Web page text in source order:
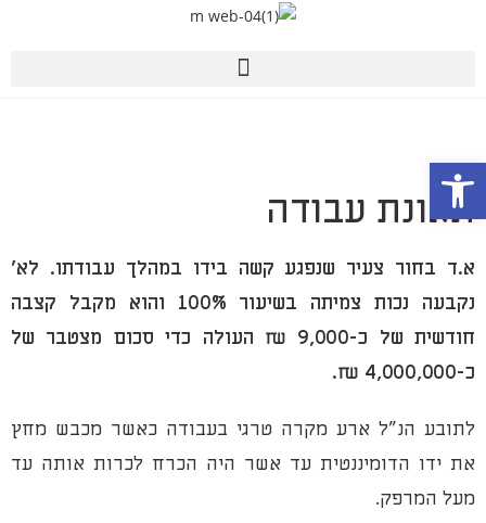
פתח סרגל נגישות
תאונת עבודה
א.ד בחור צעיר שנפגע קשה בידו במהלך עבודתו. לא'
נקבעה נכות צמיתה בשיעור 100% והוא מקבל קצבה
חודשית של כ-9,000 ₪ העולה כדי סכום מצטבר של
כ-4,000,000 ₪.
לתובע הנ"ל ארע מקרה טרגי בעבודה כאשר מכבש מחץ
את ידו הדומיננטית עד אשר היה הכרח לכרות אותה עד
מעל המרפק.